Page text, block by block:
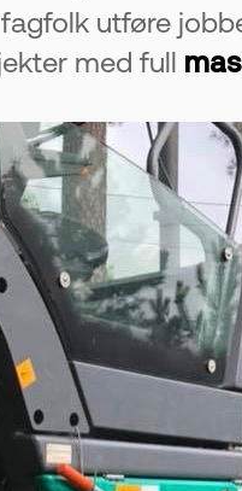
utføre
med full